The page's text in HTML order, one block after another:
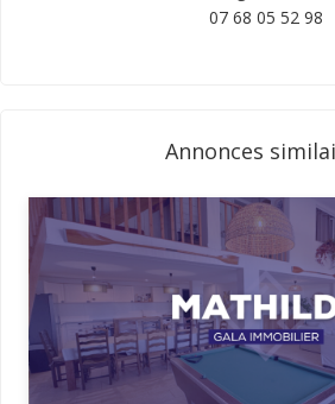
07 68 05 52 98
Annonces